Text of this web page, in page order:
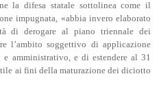
la difesa statale sottolinea come il
impugnata, «abbia invero elaborato
di derogare al piano triennale dei
l’ambito soggettivo di applicazione
amministrativo, e di estendere al 31
ai fini della maturazione dei diciotto